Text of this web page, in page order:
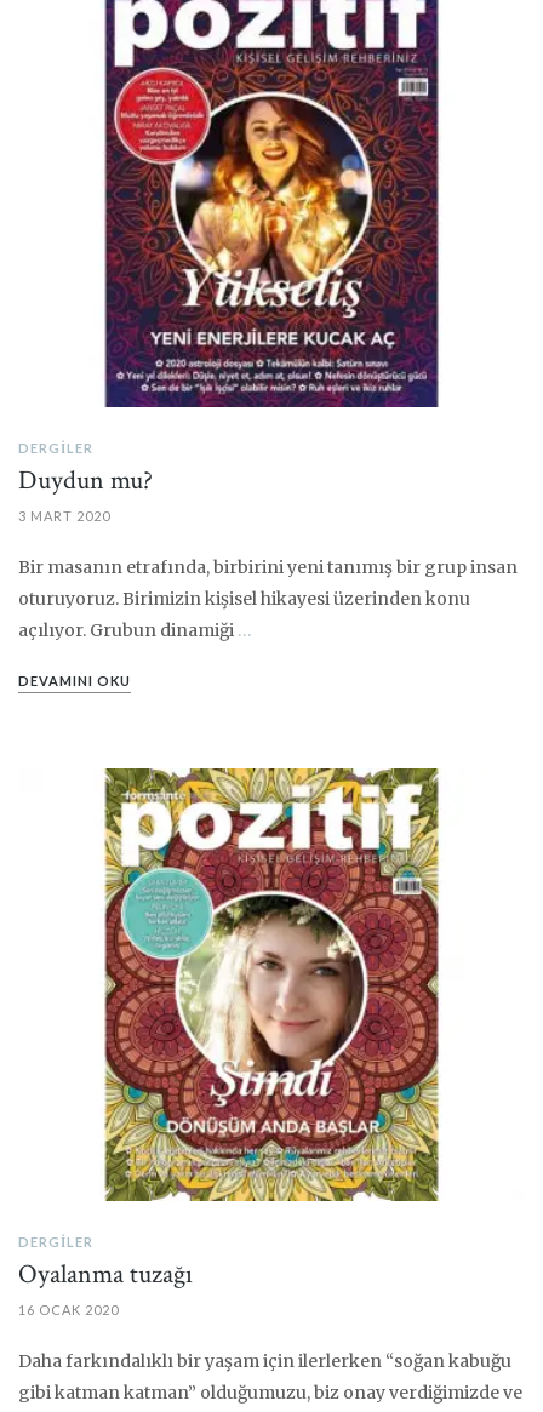
DERGILER
Duydun mu?
3 MART 2020
Bir masanın etrafında, birbirini yeni tanımış bir grup insan
oturuyoruz. Birimizin kişisel hikayesi üzerinden konu
açılıyor. Grubun dinamiği …
DEVAMINI OKU
DERGILER
Oyalanma tuzağı
16 OCAK 2020
Daha farkındalıklı bir yaşam için ilerlerken “soğan kabuğu
gibi katman katman” olduğumuzu, biz onay verdiğimizde ve